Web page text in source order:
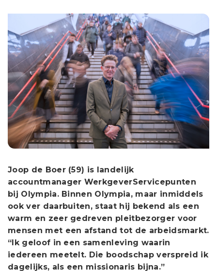
Joop de Boer (59) is landelijk
accountmanager WerkgeverServicepunten
bij Olympia. Binnen Olympia, maar inmiddels
ook ver daarbuiten, staat hij bekend als een
warm en zeer gedreven pleitbezorger voor
mensen met een afstand tot de arbeidsmarkt.
“Ik geloof in een samenleving waarin
iedereen meetelt. Die boodschap verspreid ik
dagelijks, als een missionaris bijna.”